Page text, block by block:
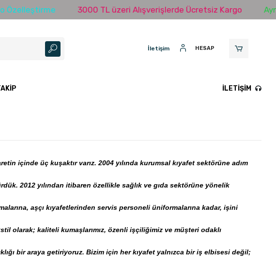
Özelleştirme 3000 TL üzeri Alışverişlerde Ücretsiz Kargo
İletişim HESAP
İLETIŞIM
içinde üç kuşaktır varız. 2004 yılında kurumsal kıyafet sektörüne adım
2012 yılından itibaren özellikle sağlık ve gıda sektörüne yönelik
aşçı kıyafetlerinden servis personeli üniformalarına kadar, işini
olarak; kaliteli kumaşlarımız, özenli işçiliğimiz ve müşteri odaklı
bir araya getiriyoruz. Bizim için her kıyafet yalnızca bir iş elbisesi değil;